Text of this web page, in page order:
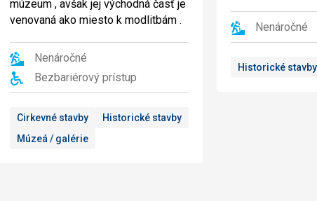
múzeum , avšak jej východná časť je
venovaná ako miesto k modlitbám .
Nenáročné
Bezbariérový prístup
Cirkevné stavby
Historické stavby
Múzeá / galérie
Nenáročné
Historické stavby